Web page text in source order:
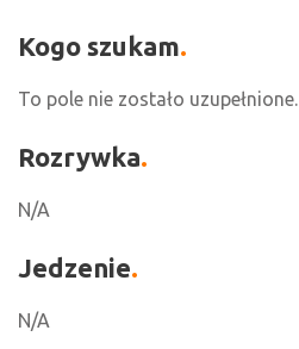
Kogo szukam
To pole nie zostało uzupełnione.
Rozrywka
N/A
Jedzenie
N/A